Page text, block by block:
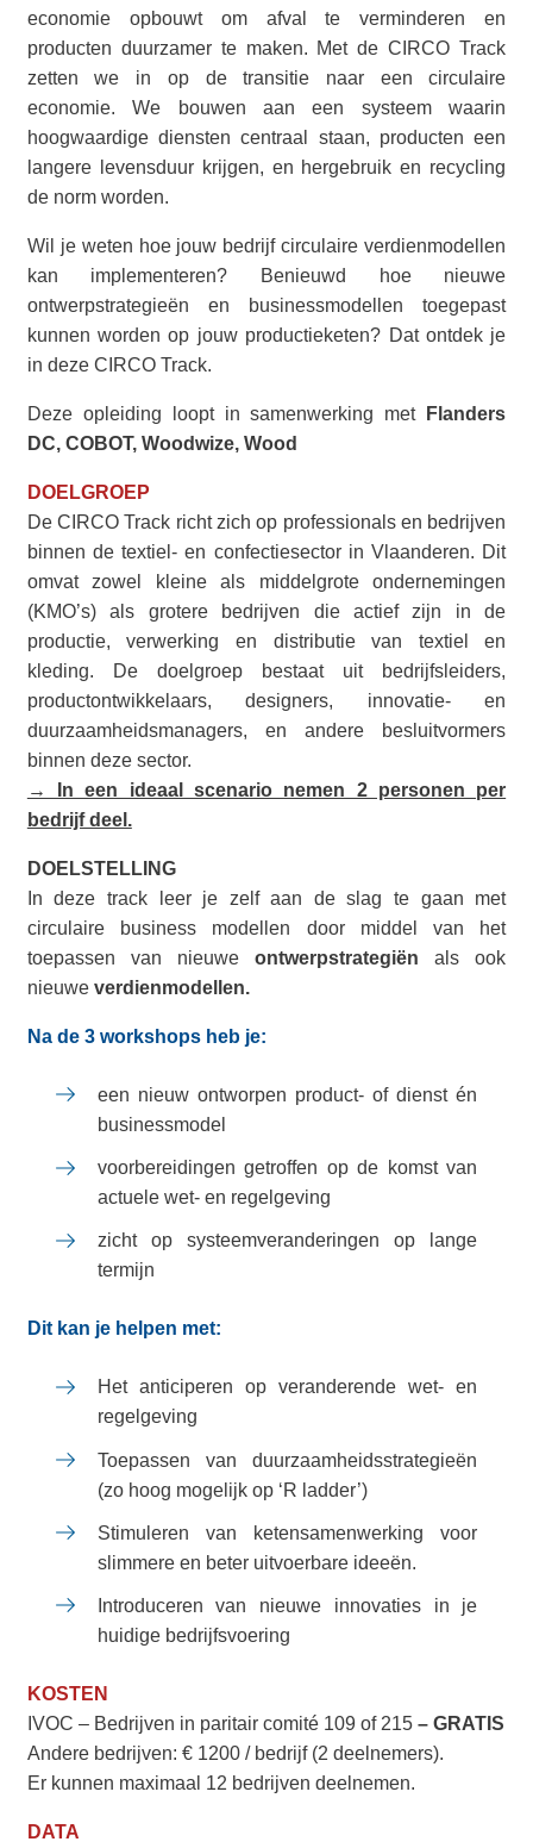
economie opbouwt om afval te verminderen en
producten duurzamer te maken. Met de CIRCO Track
zetten we in op de transitie naar een circulaire
economie. We bouwen aan een systeem waarin
hoogwaardige diensten centraal staan, producten een
langere levensduur krijgen, en hergebruik en recycling
de norm worden.
Wil je weten hoe jouw bedrijf circulaire verdienmodellen
kan implementeren? Benieuwd hoe nieuwe
ontwerpstrategieën en businessmodellen toegepast
kunnen worden op jouw productieketen? Dat ontdek je
in deze CIRCO Track.
Deze opleiding loopt in samenwerking met
Flanders
DC, COBOT, Woodwize, Wood
DOELGROEP
De CIRCO Track richt zich op professionals en bedrijven
binnen de textiel- en confectiesector in Vlaanderen. Dit
omvat zowel kleine als middelgrote ondernemingen
(KMO’s) als grotere bedrijven die actief zijn in de
productie, verwerking en distributie van textiel en
kleding.
De doelgroep bestaat uit bedrijfsleiders,
productontwikkelaars, designers, innovatie- en
duurzaamheidsmanagers, en andere besluitvormers
binnen deze sector.
→ In een ideaal scenario nemen 2 personen per
bedrijf deel.
DOELSTELLING
In deze track leer je zelf aan de slag te gaan met
circulaire business modellen door middel van het
toepassen van nieuweontwerpstrategiën als ook
nieuwe verdienmodellen.
Na de 3 workshops heb je:
een nieuw ontworpen product- of dienst én
businessmodel
voorbereidingen getroffen op de komst van
actuele wet- en regelgeving
zicht op systeemveranderingen op lange
termijn
Dit kan je helpen met:
Het anticiperen op veranderende wet- en
regelgeving
Toepassen van duurzaamheidsstrategieën
(zo hoog mogelijk op ‘R ladder’)
Stimuleren van ketensamenwerking voor
slimmere en beter uitvoerbare ideeën.
Introduceren van nieuwe innovaties in je
huidige bedrijfsvoering
KOSTEN
IVOC – Bedrijven in paritair comité 109 of 215– GRATIS
Andere bedrijven: € 1200 / bedrijf (2 deelnemers).
Er kunnen maximaal 12 bedrijven deelnemen.
DATA